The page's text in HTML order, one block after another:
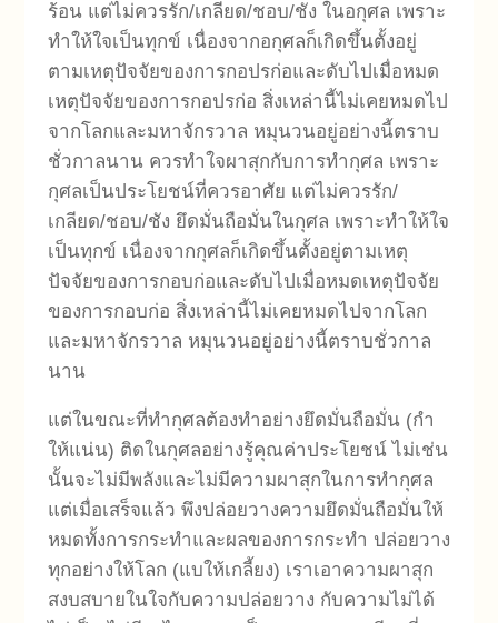
ร้อน แต่ไม่ควรรัก/เกลียด/ชอบ/ชัง ในอกุศล เพราะ
ทำให้ใจเป็นทุกข์ เนื่องจากอกุศลก็เกิดขึ้นตั้งอยู่
ตามเหตุปัจจัยของการกอปรก่อและดับไปเมื่อหมด
เหตุปัจจัยของการกอปรก่อ สิ่งเหล่านี้ไม่เคยหมดไป
จากโลกและมหาจักรวาล หมุนวนอยู่อย่างนี้ตราบ
ชั่วกาลนาน ควรทำใจผาสุกกับการทำกุศล เพราะ
กุศลเป็นประโยชน์ที่ควรอาศัย แต่ไม่ควรรัก/
เกลียด/ชอบ/ชัง ยึดมั่นถือมั่นในกุศล เพราะทำให้ใจ
เป็นทุกข์ เนื่องจากกุศลก็เกิดขึ้นตั้งอยู่ตามเหตุ
ปัจจัยของการกอบก่อและดับไปเมื่อหมดเหตุปัจจัย
ของการกอบก่อ สิ่งเหล่านี้ไม่เคยหมดไปจากโลก
และมหาจักรวาล หมุนวนอยู่อย่างนี้ตราบชั่วกาล
นาน
แต่ในขณะที่ทำกุศลต้องทำอย่างยึดมั่นถือมั่น (กำ
ให้แน่น) ติดในกุศลอย่างรู้คุณค่าประโยชน์ ไม่เช่น
นั้นจะไม่มีพลังและไม่มีความผาสุกในการทำกุศล
แต่เมื่อเสร็จแล้ว พึงปล่อยวางความยึดมั่นถือมั่นให้
หมดทั้งการกระทำและผลของการกระทำ ปล่อยวาง
ทุกอย่างให้โลก (แบให้เกลี้ยง) เราเอาความผาสุก
สงบสบายในใจกับความปล่อยวาง กับความไม่ได้